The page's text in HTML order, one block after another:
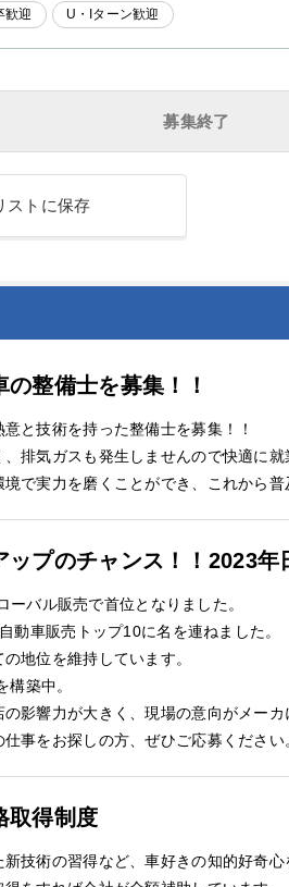
歓迎 U・Iターン歓迎
募集終了
ストに保存
整備士を募集！！
と技術を持った整備士を募集！！
排気ガスも発生しませんので快適に就
で実力を磨くことができ、これから
プのチャンス！！2023
バル販売で首位となりました。
動車販売トップ10に名を連ねました。
地位を維持しています。
築中。
影響力が大きく、現場の意向がメーカ
事をお探しの方、ぜひご応募ください
取得制度
技術の習得など、車好きの知的好奇心